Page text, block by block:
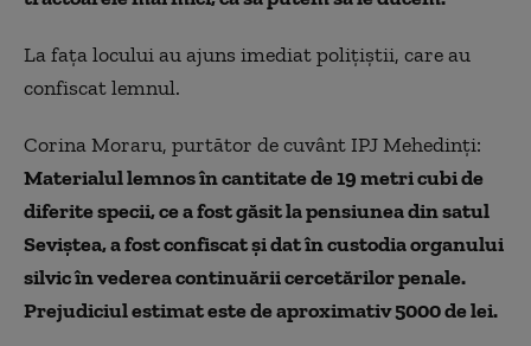
La fața locului au ajuns imediat polițiștii, care au
confiscat lemnul.
Corina Moraru, purtător de cuvânt IPJ Mehedinți:
Materialul lemnos în cantitate de 19 metri cubi de
diferite specii, ce a fost găsit la pensiunea din satul
Seviștea, a fost confiscat și dat în custodia organului
silvic în vederea continuării cercetărilor penale.
Prejudiciul estimat este de aproximativ 5000 de lei.